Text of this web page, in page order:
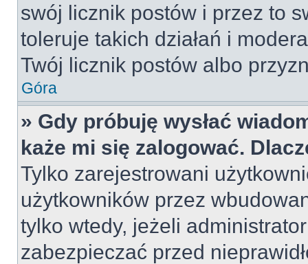
swój licznik postów i przez to
toleruje takich działań i
Twój licznik postów albo
Góra
» Gdy próbuję wysłać
każe mi się zalogować.
Tylko zarejestrowani
użytkowników przez
tylko wtedy, jeżeli
zabezpieczać przed